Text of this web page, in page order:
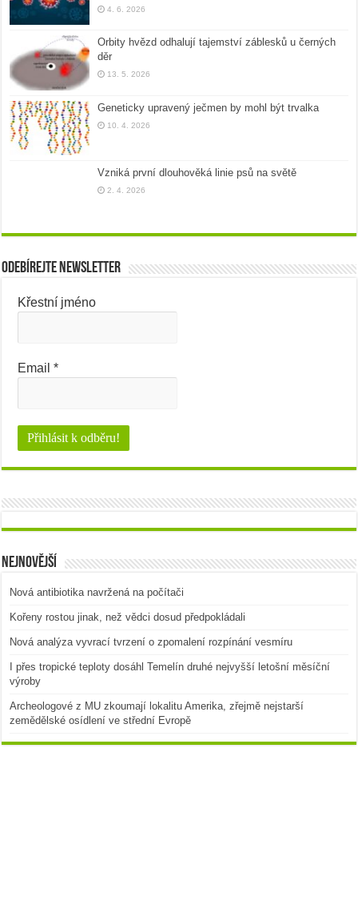
4. 6. 2026
Orbity hvězd odhalují tajemství záblesků u černých
děr
13. 5. 2026
Geneticky upravený ječmen by mohl být trvalka
10. 4. 2026
Vzniká první dlouhověká linie psů na světě
2. 4. 2026
Odebírejte newsletter
Křestní jméno
Email*
Nejnovější
Nová antibiotika navržená na počítači
Kořeny rostou jinak, než vědci dosud předpokládali
Nová analýza vyvrací tvrzení o zpomalení rozpínání vesmíru
I přes tropické teploty dosáhl Temelín druhé nejvyšší letošní měsíční
výroby
Archeologové z MU zkoumají lokalitu Amerika, zřejmě nejstarší
zemědělské osídlení ve střední Evropě